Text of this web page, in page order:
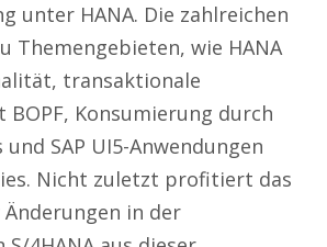
unter HANA. Die zahlreichen
Themengebieten, wie HANA
transaktionale
Konsumierung durch
und SAP UI5-Anwendungen
Nicht zuletzt profitiert das
in der